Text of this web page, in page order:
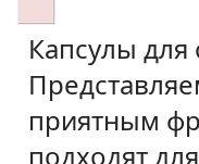
Капсулы
приятным
подходят